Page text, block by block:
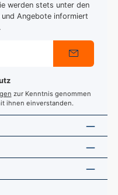
werden stets unter den
Angebote informiert
zur Kenntnis genommen
ihnen einverstanden.